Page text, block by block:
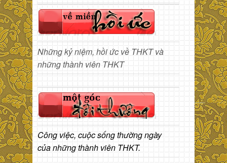
Những kỷ niệm, hồi ức về THKT và
những thành viên THKT
Công việc, cuộc sống thường ngày
của những thành viên THKT.